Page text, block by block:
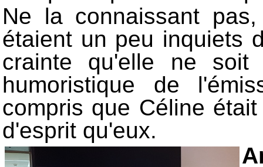
Ne la connaissant
étaient un peu inquiets
crainte qu'elle ne
humoristique de
compris que Céline
d'esprit qu'eux.